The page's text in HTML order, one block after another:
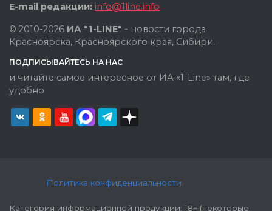
E-mail редакции: info@1line.info
© 2010-2026 ИА "1-LINE" - новости города
Красноярска, Красноярского края, Сибири.
ПОДПИСЫВАЙТЕСЬ НА НАС
и читайте самое интересное от ИА «1-Line» там, где
удобно
Политика конфиденциальности
Категория информационной продукции: 18+ (некоторые